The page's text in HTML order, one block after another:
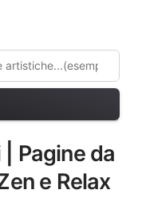
Pagine da
e Relax